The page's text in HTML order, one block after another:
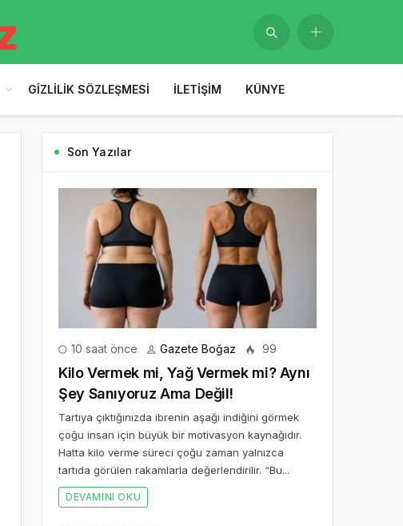
GIZLILIK SÖZLEŞMESI İLETIŞIM KÜNYE
Son Yazılar
10 saat önce Gazete Boğaz 99
Kilo Vermek mi, Yağ Vermek mi? Aynı
Şey Sanıyoruz Ama Değil!
Tartıya çıktığınızda ibrenin aşağı indiğini görmek
çoğu insan için büyük bir motivasyon kaynağıdır.
Hatta kilo verme süreci çoğu zaman yalnızca
tartıda görülen rakamlarla değerlendirilir. “Bu...
DEVAMINI OKU